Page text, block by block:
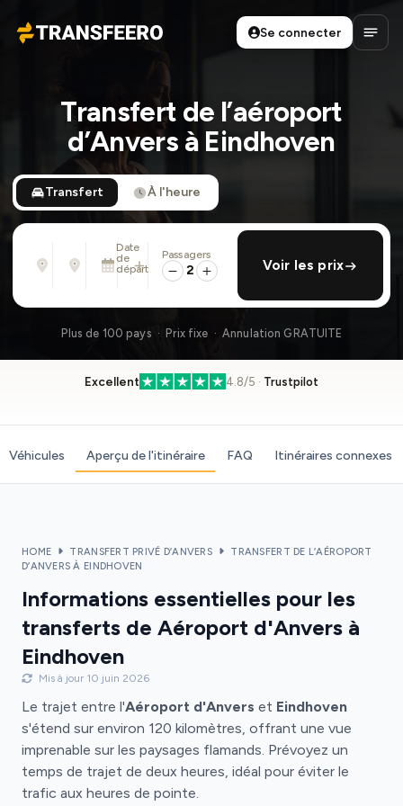
Transfeero
Se connecter
Transfert de l’aéroport
d’Anvers à Eindhoven
Transfert À l'heure
Adresse, aéroport, hôtel, ...
Adresse, aéroport, hôtel, ...
Date
de
départ
Lun. 10 Août · 01:45 PM
ajouter retour
Passagers
2 Voir les prix
Plus de 100 pays · Prix fixe · Annulation GRATUITE
Excellent 4.8/5 · Trustpilot
Véhicules Aperçu de l'itinéraire FAQ Itinéraires connexes
HOME TRANSFERT PRIVÉ D’ANVERS
TRANSFERT DE L’AÉROPORT
D’ANVERS À EINDHOVEN
Informations essentielles pour les
transferts de Aéroport d'Anvers à
Eindhoven
Mis à jour 10 juin 2026
Le trajet entre l'Aéroport d'Anvers et Eindhoven
s'étend sur environ 120 kilomètres, offrant une vue
imprenable sur les paysages flamands. Prévoyez un
temps de trajet de deux heures, idéal pour éviter le
trafic aux heures de pointe.